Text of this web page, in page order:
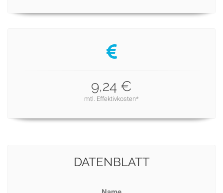
9,24 €
mtl. Effektivkosten*
DATENBLATT